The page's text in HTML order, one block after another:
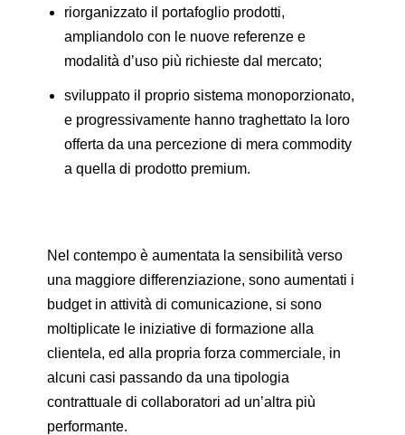
riorganizzato il portafoglio prodotti,
ampliandolo con le nuove referenze e
modalità d’uso più richieste dal mercato;
sviluppato il proprio sistema monoporzionato,
e progressivamente hanno traghettato la loro
offerta da una percezione di mera commodity
a quella di prodotto premium.
Nel contempo è aumentata la sensibilità verso
una maggiore differenziazione, sono aumentati i
budget in attività di comunicazione, si sono
moltiplicate le iniziative di formazione alla
clientela, ed alla propria forza commerciale, in
alcuni casi passando da una tipologia
contrattuale di collaboratori ad un’altra più
performante.